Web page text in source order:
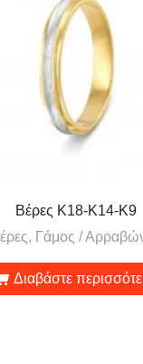
Βέρες Κ18-Κ14-Κ9
Γάμος /
Διαβάστε